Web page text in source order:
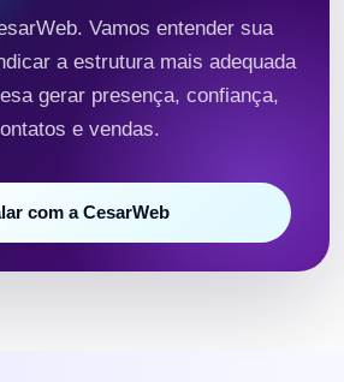
Vamos entender sua
a estrutura mais adequada
gerar presença, confiança,
e vendas.
com a CesarWeb